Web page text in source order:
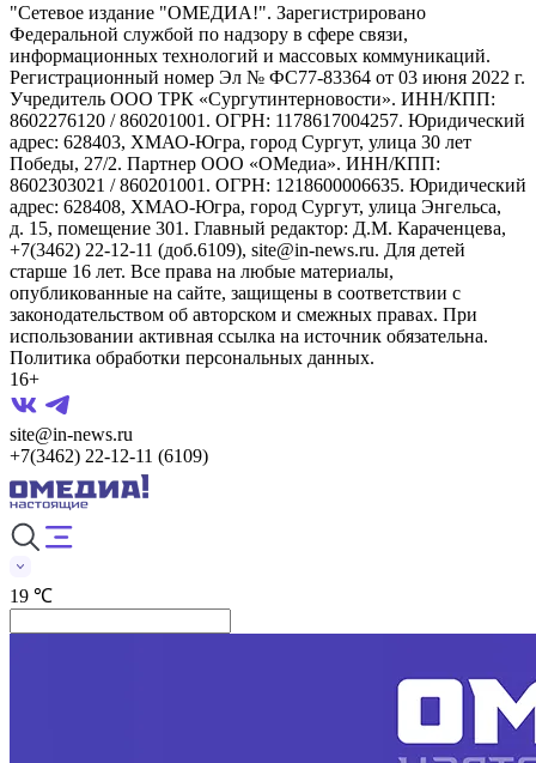
"Сетевое издание "ОМЕДИА!". Зарегистрировано
Федеральной службой по надзору в сфере связи,
информационных технологий и массовых коммуникаций.
Регистрационный номер Эл № ФС77-83364 от 03 июня 2022 г.
Учредитель ООО ТРК «Сургутинтерновости». ИНН/КПП:
8602276120 / 860201001. ОГРН: 1178617004257. Юридический
адрес: 628403, ХМАО-Югра, город Сургут, улица 30 лет
Победы, 27/2. Партнер ООО «ОМедиа». ИНН/КПП:
8602303021 / 860201001. ОГРН: 1218600006635. Юридический
адрес: 628408, ХМАО-Югра, город Сургут, улица Энгельса,
д. 15, помещение 301. Главный редактор: Д.М. Караченцева,
+7(3462) 22-12-11 (доб.6109), site@in-news.ru. Для детей
старше 16 лет. Все права на любые материалы,
опубликованные на сайте, защищены в соответствии с
законодательством об авторском и смежных правах. При
использовании активная ссылка на источник обязательна.
Политика обработки персональных данных.
16+
site@in-news.ru
+7(3462) 22-12-11 (6109)
19 ℃